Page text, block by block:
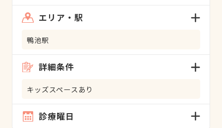
エリア・駅
鴨池駅
詳細条件
キッズスペースあり
診療曜日